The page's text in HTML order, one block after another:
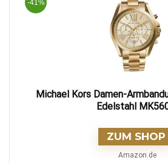
-41%
Michael Kors Damen-
Edelstahl
ZUM SHOP
Amazon.de